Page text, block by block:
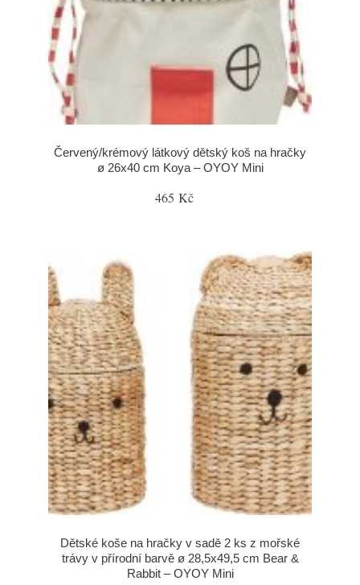
Červený/krémový látkový dětský koš na hračky
ø 26x40 cm Koya – OYOY Mini
465 Kč
Dětské koše na hračky v sadě 2 ks z mořské
trávy v přírodní barvě ø 28,5x49,5 cm Bear &
Rabbit – OYOY Mini